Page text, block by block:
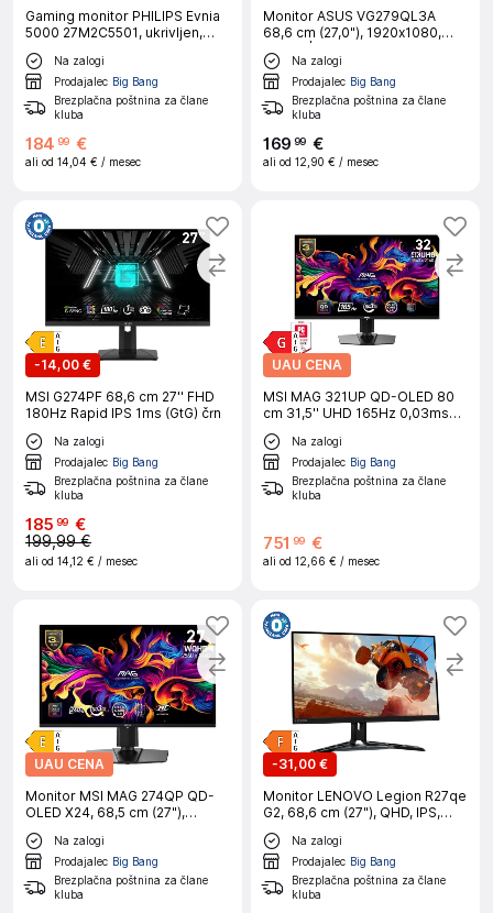
Gaming monitor PHILIPS Evnia
5000 27M2C5501, ukrivljen,
68,6 cm (27"), QHD, Fast VA,
1500R, 180 Hz
Na zalogi
Prodajalec Big Bang
Brezplačna poštnina za člane
kluba
184 99 €
ali od 14,04 € / mesec
Monitor ASUS VG279QL3A
68,6 cm (27,0"), 1920x1080,
180Hz | Gaming
Na zalogi
Prodajalec Big Bang
Brezplačna poštnina za člane
kluba
169 99 €
ali od 12,90 € / mesec
-14,00 €
MSI G274PF 68,6 cm 27'' FHD
180Hz Rapid IPS 1ms (GtG) črn
Na zalogi
Prodajalec Big Bang
Brezplačna poštnina za člane
kluba
185 99 €
199,99 €
ali od 14,12 € / mesec
UAU CENA
MSI MAG 321UP QD-OLED 80
cm 31,5'' UHD 165Hz 0,03ms
monitor
Na zalogi
Prodajalec Big Bang
Brezplačna poštnina za člane
kluba
751 99 €
ali od 12,66 € / mesec
UAU CENA
Monitor MSI MAG 274QP QD-
OLED X24, 68,5 cm (27"),
2560x1440, 240 Hz, QD-OLED,
0,03 ms|Gaming
Na zalogi
Prodajalec Big Bang
Brezplačna poštnina za člane
kluba
-31,00 €
Monitor LENOVO Legion R27qe
G2, 68,6 cm (27"), QHD, IPS,
16:9, 2560x1440, 200 Hz
Na zalogi
Prodajalec Big Bang
Brezplačna poštnina za člane
kluba